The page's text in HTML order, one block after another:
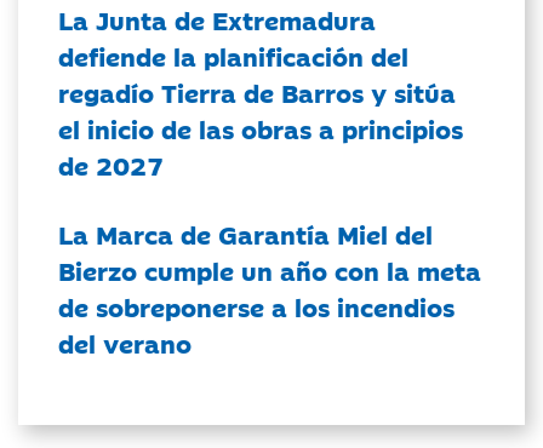
La Junta de Extremadura
defiende la planificación del
regadío Tierra de Barros y sitúa
el inicio de las obras a principios
de 2027
La Marca de Garantía Miel del
Bierzo cumple un año con la meta
de sobreponerse a los incendios
del verano